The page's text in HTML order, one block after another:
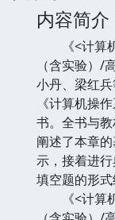
内容简介
《<计算机
（含实验）/
小丹、梁红
《计算机操
书。全书与
阐述了本章
示，接着进行
填空题的形式
《<计算机